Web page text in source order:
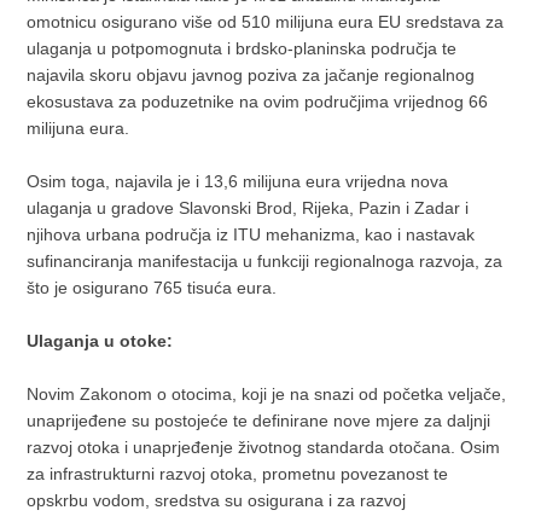
omotnicu osigurano više od 510 milijuna eura EU sredstava za
ulaganja u potpomognuta i brdsko-planinska područja te
najavila skoru objavu javnog poziva za jačanje regionalnog
ekosustava za poduzetnike na ovim područjima vrijednog 66
milijuna eura.
Osim toga, najavila je i 13,6 milijuna eura vrijedna nova
ulaganja u gradove Slavonski Brod, Rijeka, Pazin i Zadar i
njihova urbana područja iz ITU mehanizma, kao i nastavak
sufinanciranja manifestacija u funkciji regionalnoga razvoja, za
što je osigurano 765 tisuća eura.
Ulaganja u otoke:
Novim Zakonom o otocima, koji je na snazi od početka veljače,
unaprijeđene su postojeće te definirane nove mjere za daljnji
razvoj otoka i unaprjeđenje životnog standarda otočana. Osim
za infrastrukturni razvoj otoka, prometnu povezanost te
opskrbu vodom, sredstva su osigurana i za razvoj